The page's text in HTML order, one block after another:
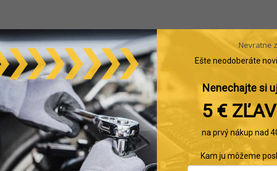
+420 530 514 840
Nevratne
Ešte neodoberáte
Nenechajte si
5 €
na prvý nákup nad
Kam ju môžeme